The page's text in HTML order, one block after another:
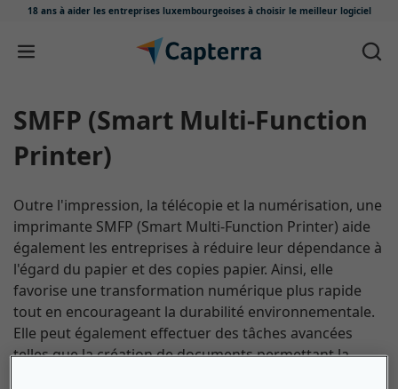
18 ans à aider les entreprises luxembourgeoises à choisir le meilleur logiciel
Passer au contenu
SMFP (Smart Multi-Function
Printer)
Outre l'impression, la télécopie et la numérisation, une
imprimante SMFP (Smart Multi-Function Printer) aide
également les entreprises à réduire leur dépendance à
l'égard du papier et des copies papier. Ainsi, elle
favorise une transformation numérique plus rapide
tout en encourageant la durabilité environnementale.
Elle peut également effectuer des tâches avancées
telles que la création de documents permettant la